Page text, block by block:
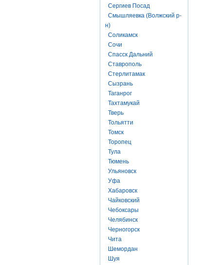
Сергиев Посад
Смышляевка (Волжский р-
н)
Соликамск
Сочи
Спасск Дальний
Ставрополь
Стерлитамак
Сызрань
Таганрог
Тахтамукай
Тверь
Тольятти
Томск
Торопец
Тула
Тюмень
Ульяновск
Уфа
Хабаровск
Чайковский
Чебоксары
Челябинск
Черногорск
Чита
Шемордан
Шуя